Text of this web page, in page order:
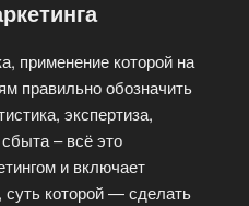
применение которой на
правильно обозначить
экспертиза,
– всё это
и включает
которой — сделать